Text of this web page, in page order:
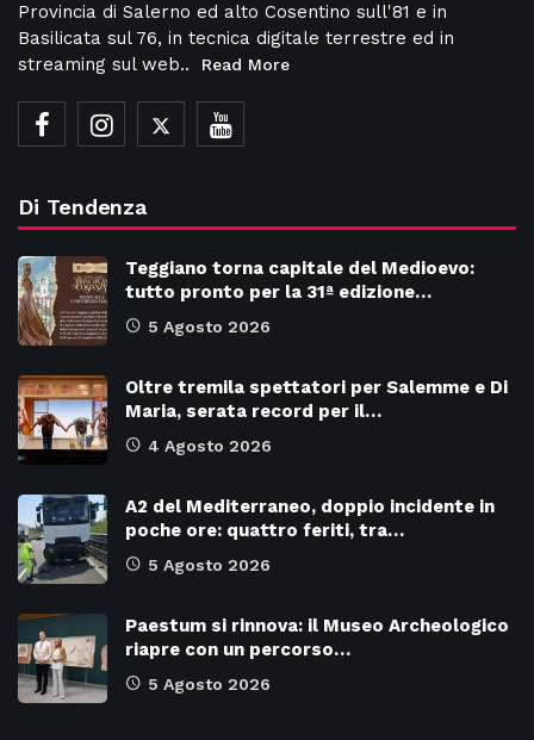
Provincia di Salerno ed alto Cosentino sull'81 e in
Basilicata sul 76, in tecnica digitale terrestre ed in
streaming sul web..
Read More
Di Tendenza
Teggiano torna capitale del Medioevo:
tutto pronto per la 31ª edizione…
5 Agosto 2026
Oltre tremila spettatori per Salemme e Di
Maria, serata record per il…
4 Agosto 2026
A2 del Mediterraneo, doppio incidente in
poche ore: quattro feriti, tra…
5 Agosto 2026
Paestum si rinnova: il Museo Archeologico
riapre con un percorso…
5 Agosto 2026